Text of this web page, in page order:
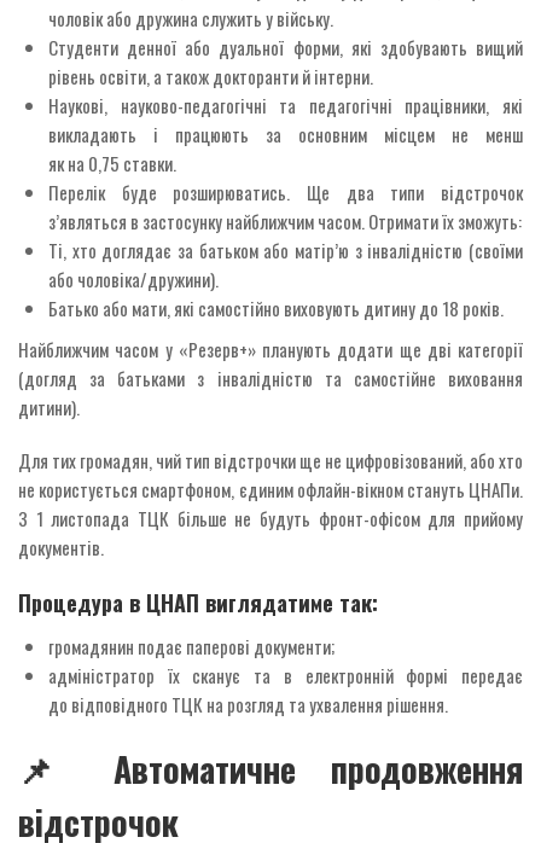
чоловік або дружина служить у війську.
Студенти денної або дуальної форми, які здобувають вищий
рівень освіти, а також докторанти й інтерни.
Наукові, науково-педагогічні та педагогічні працівники, які
викладають і працюють за основним місцем не менш
як на 0,75 ставки.
Перелік буде розширюватись. Ще два типи відстрочок
з’являться в застосунку найближчим часом. Отримати їх зможуть:
Ті, хто доглядає за батьком або матір’ю з інвалідністю (своїми
або чоловіка/дружини).
Батько або мати, які самостійно виховують дитину до 18 років.
Найближчим часом у «Резерв+» планують додати ще дві категорії
(догляд за батьками з інвалідністю та самостійне виховання
дитини).
Для тих громадян, чий тип відстрочки ще не цифровізований, або хто
не користується смартфоном, єдиним офлайн-вікном стануть ЦНАПи.
З 1 листопада ТЦК більше не будуть фронт-офісом для прийому
документів.
Процедура в ЦНАП виглядатиме так:
громадянин подає паперові документи;
адміністратор їх сканує та в електронній формі передає
до відповідного ТЦК на розгляд та ухвалення рішення.
📌 Автоматичне продовження
відстрочок